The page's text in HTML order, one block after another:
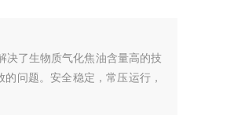
决了生物质气化焦油含量高的技
问题。安全稳定，常压运行，